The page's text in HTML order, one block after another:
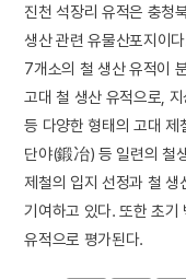
진천 석장리 유적은 충청
생산 관련 유물산포지이
7개소의 철 생산 유적이
고대 철 생산 유적으로,
등 다양한 형태의 고대 제
단야(鍛冶) 등 일련의 철
제철의 입지 선정과 철 생
기여하고 있다. 또한 초기
유적으로 평가된다.